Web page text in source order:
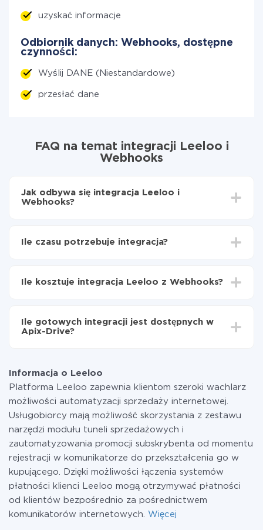
uzyskać informacje
Odbiornik danych: Webhooks, dostępne
czynności:
Wyślij DANE (Niestandardowe)
przesłać dane
FAQ na temat integracji Leeloo i
Webhooks
Jak odbywa się integracja Leeloo i
Webhooks?
Webhooks
Leeloo do Webhooks
Ile czasu potrzebuje integracja?
od 5 do 30 minut. Konfiguracja zajmuje średnio 10-15
Ile kosztuje integracja Leeloo z Webhooks?
Płacisz tylko za ilość danych, która faktycznie jest
przekazywana z jednego z Twoich systemów do
w razie potrzeby przełączyć się na płatną. Więcej
informacji otaryfach.
Ile gotowych integracji jest dostępnych w
Apix-Drive?
Informacja o Leeloo
Platforma Leeloo zapewnia klientom szeroki wachlarz
możliwości automatyzacji sprzedaży internetowej.
Usługobiorcy mają możliwość skorzystania z zestawu
narzędzi modułu tuneli sprzedażowych i
zautomatyzowania promocji subskrybenta od momentu
rejestracji w komunikatorze do przekształcenia go w
kupującego. Dzięki możliwości łączenia systemów
płatności klienci Leeloo mogą otrzymywać płatności
od klientów bezpośrednio za pośrednictwem
komunikatorów internetowych. Więcej